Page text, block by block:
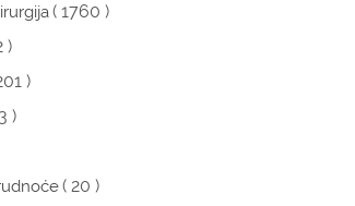
( 1760 )
)
)
)
( 20 )